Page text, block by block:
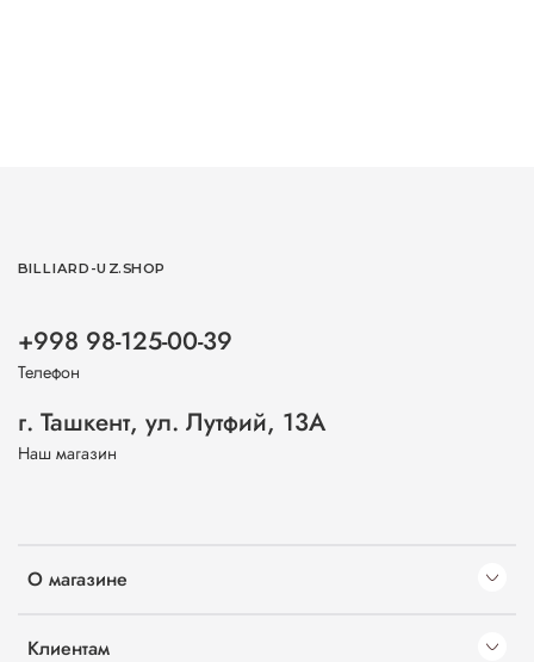
О магазине
Клиентам
BILLIARD-UZ.SHOP
+998 98-125-00-39
Телефон
г. Ташкент, ул. Лутфий, 13А
Наш магазин